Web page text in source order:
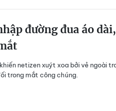
đường đua áo dài,
netizen xuýt xoa bởi vẻ ngoài
trong mắt công chúng.